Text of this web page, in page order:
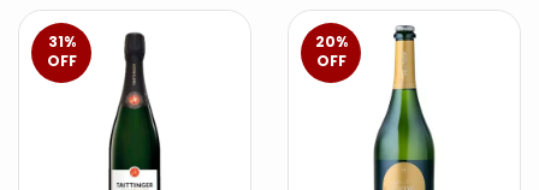
31%
OFF
20%
OFF